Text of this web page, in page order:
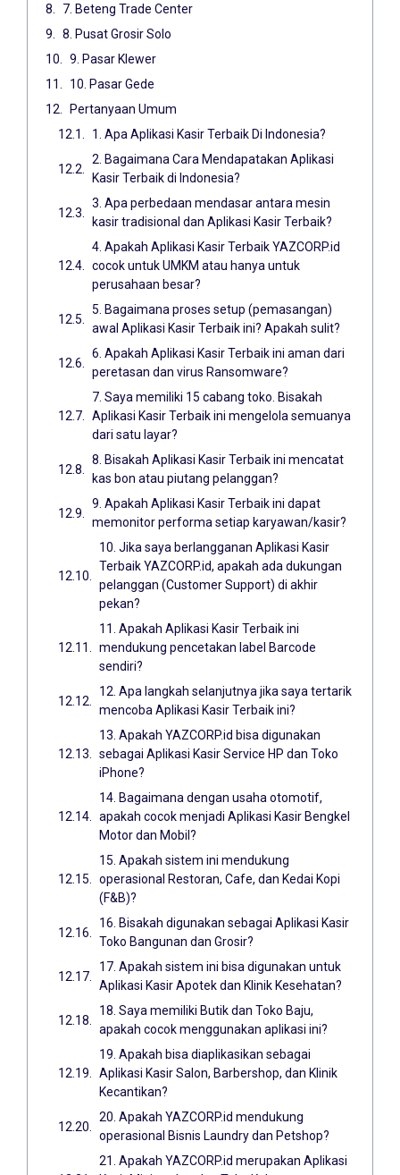
7. Beteng Trade Center
8. Pusat Grosir Solo
9. Pasar Klewer
10. Pasar Gede
Pertanyaan Umum
1. Apa Aplikasi Kasir Terbaik Di Indonesia?
2. Bagaimana Cara Mendapatakan Aplikasi
Kasir Terbaik di Indonesia?
3. Apa perbedaan mendasar antara mesin
kasir tradisional dan Aplikasi Kasir Terbaik?
4. Apakah Aplikasi Kasir Terbaik YAZCORP.id
cocok untuk UMKM atau hanya untuk
perusahaan besar?
5. Bagaimana proses setup (pemasangan)
awal Aplikasi Kasir Terbaik ini? Apakah sulit?
6. Apakah Aplikasi Kasir Terbaik ini aman dari
peretasan dan virus Ransomware?
7. Saya memiliki 15 cabang toko. Bisakah
Aplikasi Kasir Terbaik ini mengelola semuanya
dari satu layar?
8. Bisakah Aplikasi Kasir Terbaik ini mencatat
kas bon atau piutang pelanggan?
9. Apakah Aplikasi Kasir Terbaik ini dapat
memonitor performa setiap karyawan/kasir?
10. Jika saya berlangganan Aplikasi Kasir
Terbaik YAZCORP.id, apakah ada dukungan
pelanggan (Customer Support) di akhir
pekan?
11. Apakah Aplikasi Kasir Terbaik ini
mendukung pencetakan label Barcode
sendiri?
12. Apa langkah selanjutnya jika saya tertarik
mencoba Aplikasi Kasir Terbaik ini?
13. Apakah YAZCORP.id bisa digunakan
sebagai Aplikasi Kasir Service HP dan Toko
iPhone?
14. Bagaimana dengan usaha otomotif,
apakah cocok menjadi Aplikasi Kasir Bengkel
Motor dan Mobil?
15. Apakah sistem ini mendukung
operasional Restoran, Cafe, dan Kedai Kopi
(F&B)?
16. Bisakah digunakan sebagai Aplikasi Kasir
Toko Bangunan dan Grosir?
17. Apakah sistem ini bisa digunakan untuk
Aplikasi Kasir Apotek dan Klinik Kesehatan?
18. Saya memiliki Butik dan Toko Baju,
apakah cocok menggunakan aplikasi ini?
19. Apakah bisa diaplikasikan sebagai
Aplikasi Kasir Salon, Barbershop, dan Klinik
Kecantikan?
20. Apakah YAZCORP.id mendukung
operasional Bisnis Laundry dan Petshop?
21. Apakah YAZCORP.id merupakan Aplikasi